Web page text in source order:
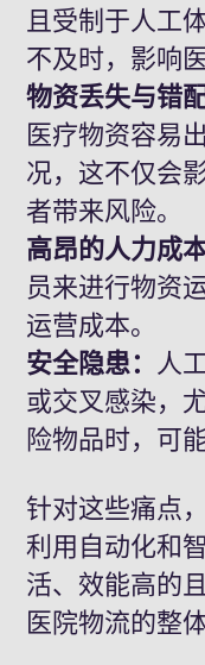
且受制于人工
不及时，影响
物资丢失与错配
医疗物资容易
况，这不仅会
者带来风险。
高昂的人力成本
员来进行物资
运营成本。
安全隐患： 人
或交叉感染，
险物品时，可
针对这些痛点
利用自动化和
活、效能高的
医院物流的整